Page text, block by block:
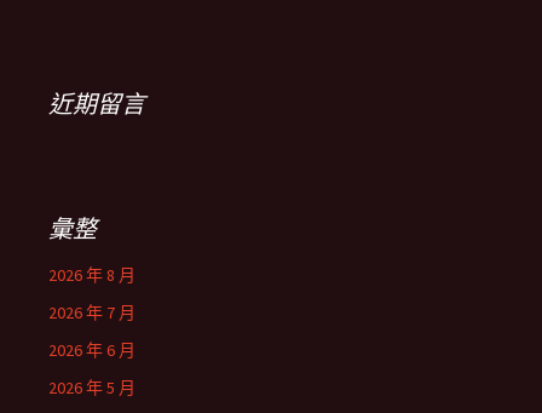
近期留言
彙整
2026 年 8 月
2026 年 7 月
2026 年 6 月
2026 年 5 月